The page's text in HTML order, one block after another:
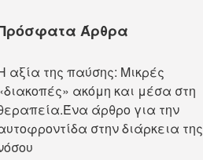
Άρθρα
αξία της παύσης: Μικρές
ακόμη και μέσα στη
άρθρο για την
στην διάρκεια της